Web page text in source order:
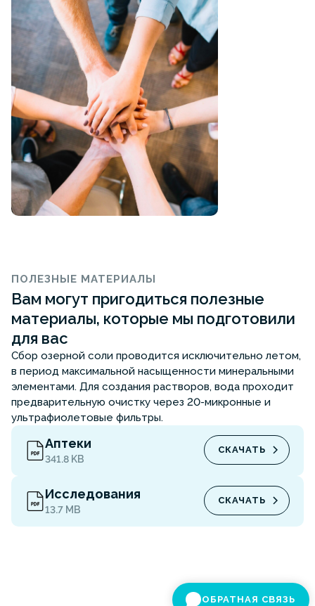
ПОЛЕЗНЫЕ МАТЕРИАЛЫ
Вам могут пригодиться полезные
материалы, которые мы подготовили
для вас
Сбор озерной соли проводится исключительно летом,
в период максимальной насыщенности минеральными
элементами. Для создания растворов, вода проходит
предварительную очистку через 20-микронные и
ультрафиолетовые фильтры.
Аптеки
341.8 KB
СКАЧАТЬ
Исследования
13.7 MB
СКАЧАТЬ
ОБРАТНАЯ СВЯЗЬ